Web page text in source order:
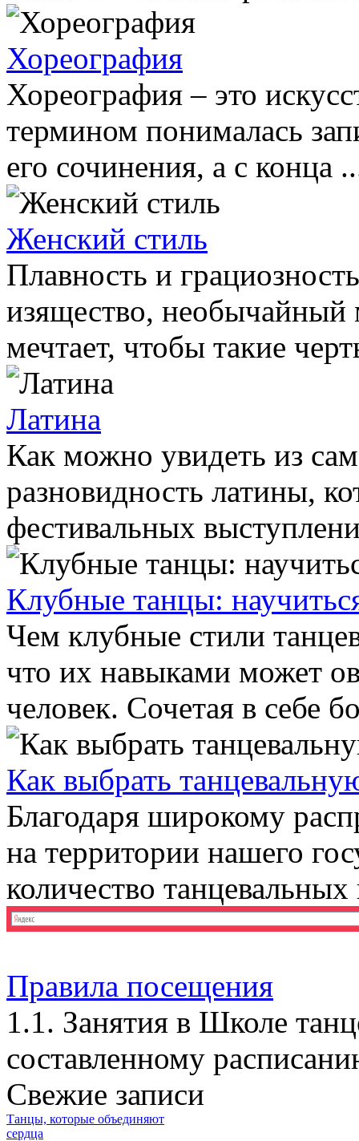
Хореография
Хореография – это
термином понималась
его сочинения, а с конца
Женский стиль
Плавность и
изящество,
мечтает, чтобы такие
Латина
Как можно увидеть из
разновидность латины,
фестивальных
Клубные танцы:
Чем клубные стили
что их навыками может
человек. Сочетая в себе
Как выбрать
Благодаря широкому
на территории нашего
количество
Правила посещения
1.1. Занятия в Школе
составленному
Свежие записи
Танцы, которые объединяют
сердца